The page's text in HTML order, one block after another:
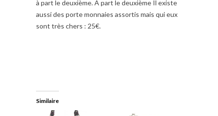
à part le deuxième. A part le deuxième Il existe
aussi des porte monnaies assortis mais qui eux
sont très chers : 25€.
Similaire